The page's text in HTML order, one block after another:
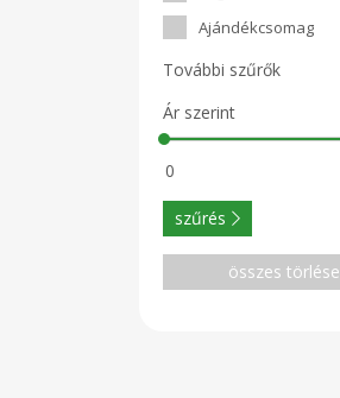
Ajándékcsomag
További szűrők
Ár szerint
szűrés
összes törlése